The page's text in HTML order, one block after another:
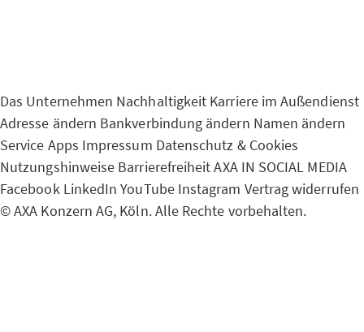
Das Unternehmen Nachhaltigkeit Karriere im Außendienst
Adresse ändern Bankverbindung ändern Namen ändern
Service Apps Impressum Datenschutz & Cookies
Nutzungshinweise BarrierefreiheitAXA IN SOCIAL MEDIA
Facebook LinkedInYouTube Instagram Vertrag widerrufen
© AXA Konzern AG, Köln. Alle Rechte vorbehalten.